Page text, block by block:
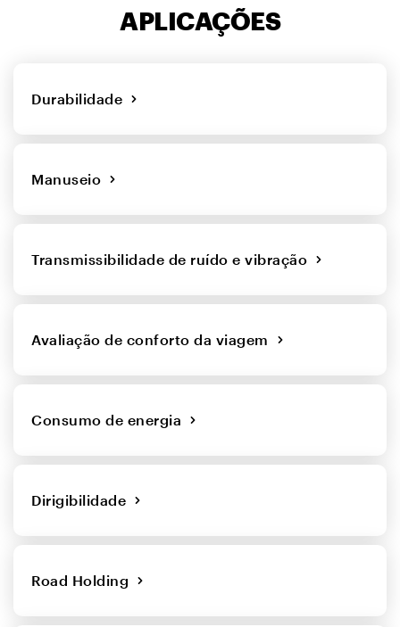
APLICAÇÕES
Durabilidade
Manuseio
Transmissibilidade de ruído e vibração
Avaliação de conforto da viagem
Consumo de energia
Dirigibilidade
Road Holding